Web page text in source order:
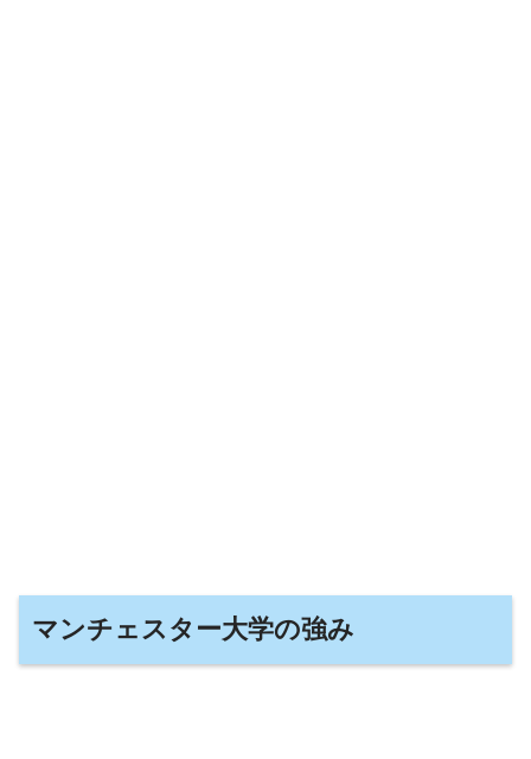
マンチェスター大学の強み